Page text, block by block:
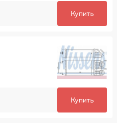
Купить
Купить